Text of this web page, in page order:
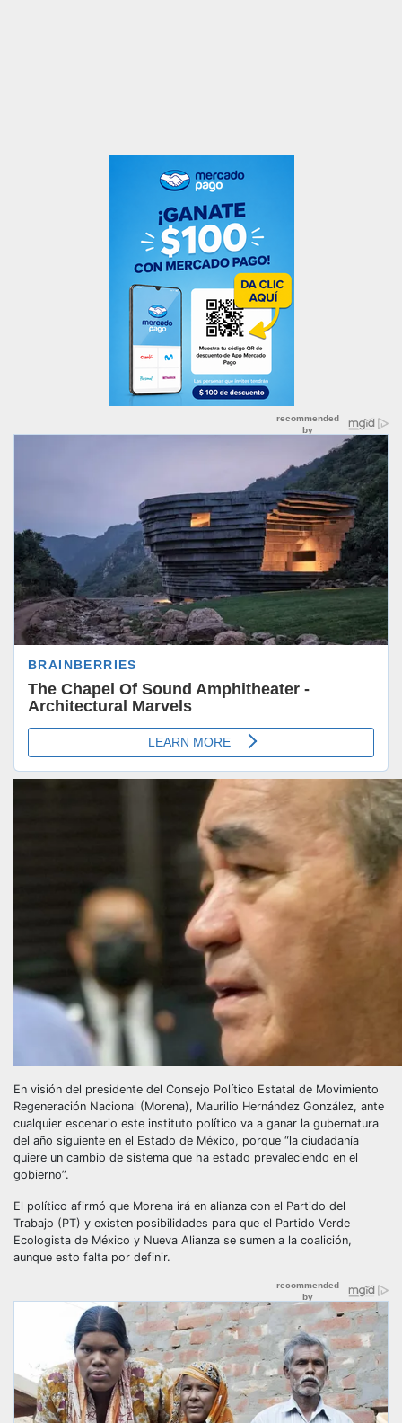
En visión del presidente del Consejo Político Estatal de Movimiento
Regeneración Nacional (Morena), Maurilio Hernández González, ante
cualquier escenario este instituto político va a ganar la gubernatura
del año siguiente en el Estado de México, porque “la ciudadanía
quiere un cambio de sistema que ha estado prevaleciendo en el
gobierno”.
El político afirmó que Morena irá en alianza con el Partido del
Trabajo (PT) y existen posibilidades para que el Partido Verde
Ecologista de México y Nueva Alianza se sumen a la coalición,
aunque esto falta por definir.